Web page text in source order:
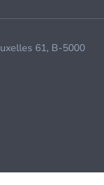
61, B-5000